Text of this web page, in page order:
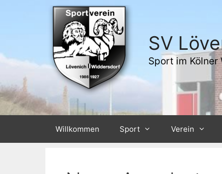
SV
Sport im Kölner
Willkommen Sport Verein